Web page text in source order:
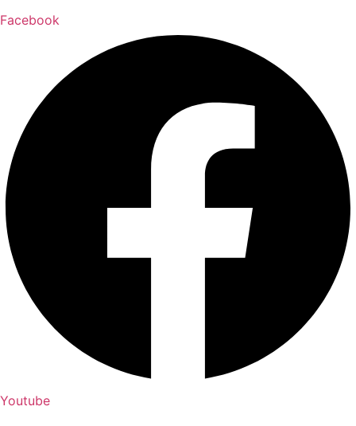
Facebook
Youtube